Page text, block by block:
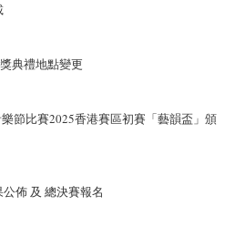
典禮地點變更
節比賽2025香港賽區初賽「藝韻盃」頒
佈 及 總決賽報名